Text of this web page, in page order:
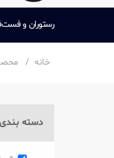
رستوران و
خانه
دسته